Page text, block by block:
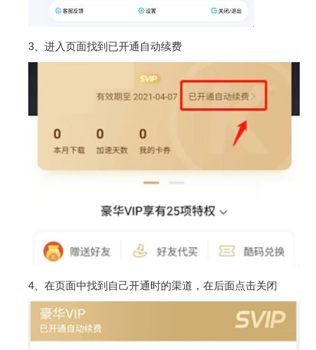
3、进入页面找到已开通自动续费
4、在页面中找到自己开通时的渠道，在后面点击关闭